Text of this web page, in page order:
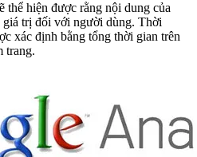
thể hiện được rằng nội dung của
giá trị đối với người dùng. Thời
xác định bằng tổng thời gian trên
trang.